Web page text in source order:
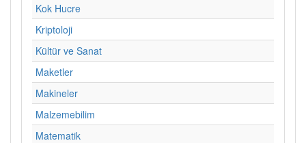
Kok Hucre
Kriptoloji
Kültür ve Sanat
Maketler
Makineler
Malzemebilim
Matematik